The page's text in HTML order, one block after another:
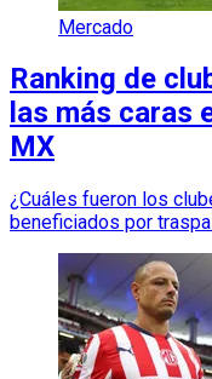
Mercado
Ranking de
las más caras
MX
¿Cuáles fueron los
beneficiados por